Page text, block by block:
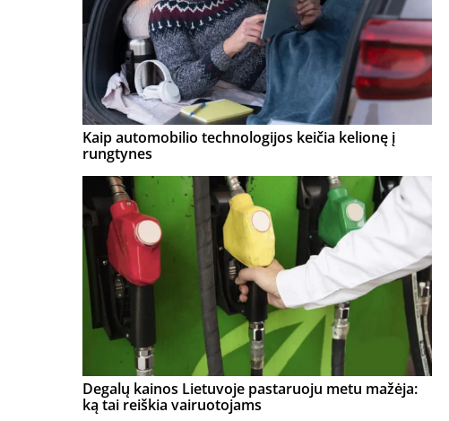
Kaip automobilio technologijos keičia kelionę į
rungtynes
Degalų kainos Lietuvoje pastaruoju metu mažėja:
ką tai reiškia vairuotojams